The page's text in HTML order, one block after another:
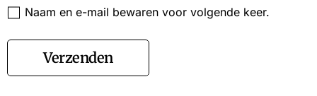
Naam en e-mail bewaren voor volgende keer.
Verzenden